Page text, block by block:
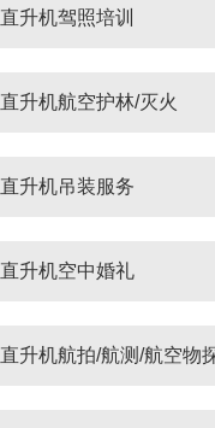
直升机驾照培训
直升机航空护林/灭火
直升机吊装服务
直升机空中婚礼
直升机航拍/航测/航空物